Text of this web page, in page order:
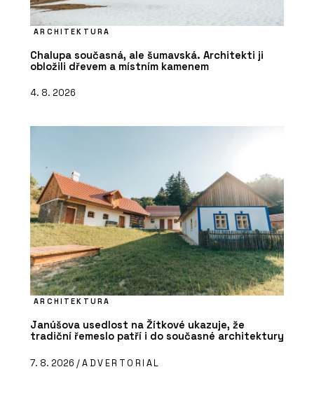
ARCHITEKTURA
Chalupa současná, ale šumavská. Architekti ji
obložili dřevem a místním kamenem
4. 8. 2026
ARCHITEKTURA
Janúšova usedlost na Žítkové ukazuje, že
tradiční řemeslo patří i do současné architektury
7. 8. 2026 /ADVERTORIAL